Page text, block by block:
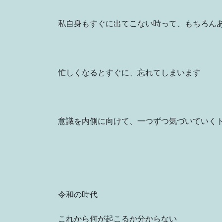
私自身もすぐに出てこない時って、もちろん
忙しくなるとすぐに、忘れてしまいます
意識を内側に向けて、一つずつ気づいていく
令和の時代
これから何が起こるか分からない